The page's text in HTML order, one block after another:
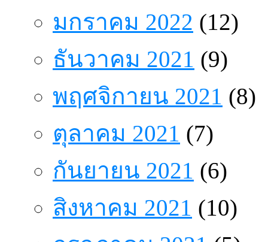
มกราคม 2022 (12)
ธันวาคม 2021 (9)
พฤศจิกายน 2021 (8)
ตุลาคม 2021 (7)
กันยายน 2021 (6)
สิงหาคม 2021 (10)